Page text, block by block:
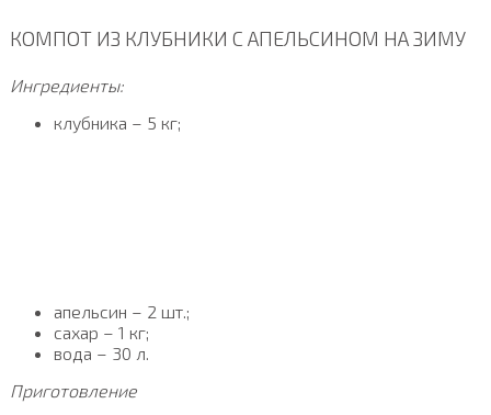
КОМПОТ ИЗ КЛУБНИКИ С АПЕЛЬСИНОМ НА ЗИМУ
Ингредиенты:
клубника – 5 кг;
апельсин – 2 шт.;
сахар – 1 кг;
вода – 30 л.
Приготовление